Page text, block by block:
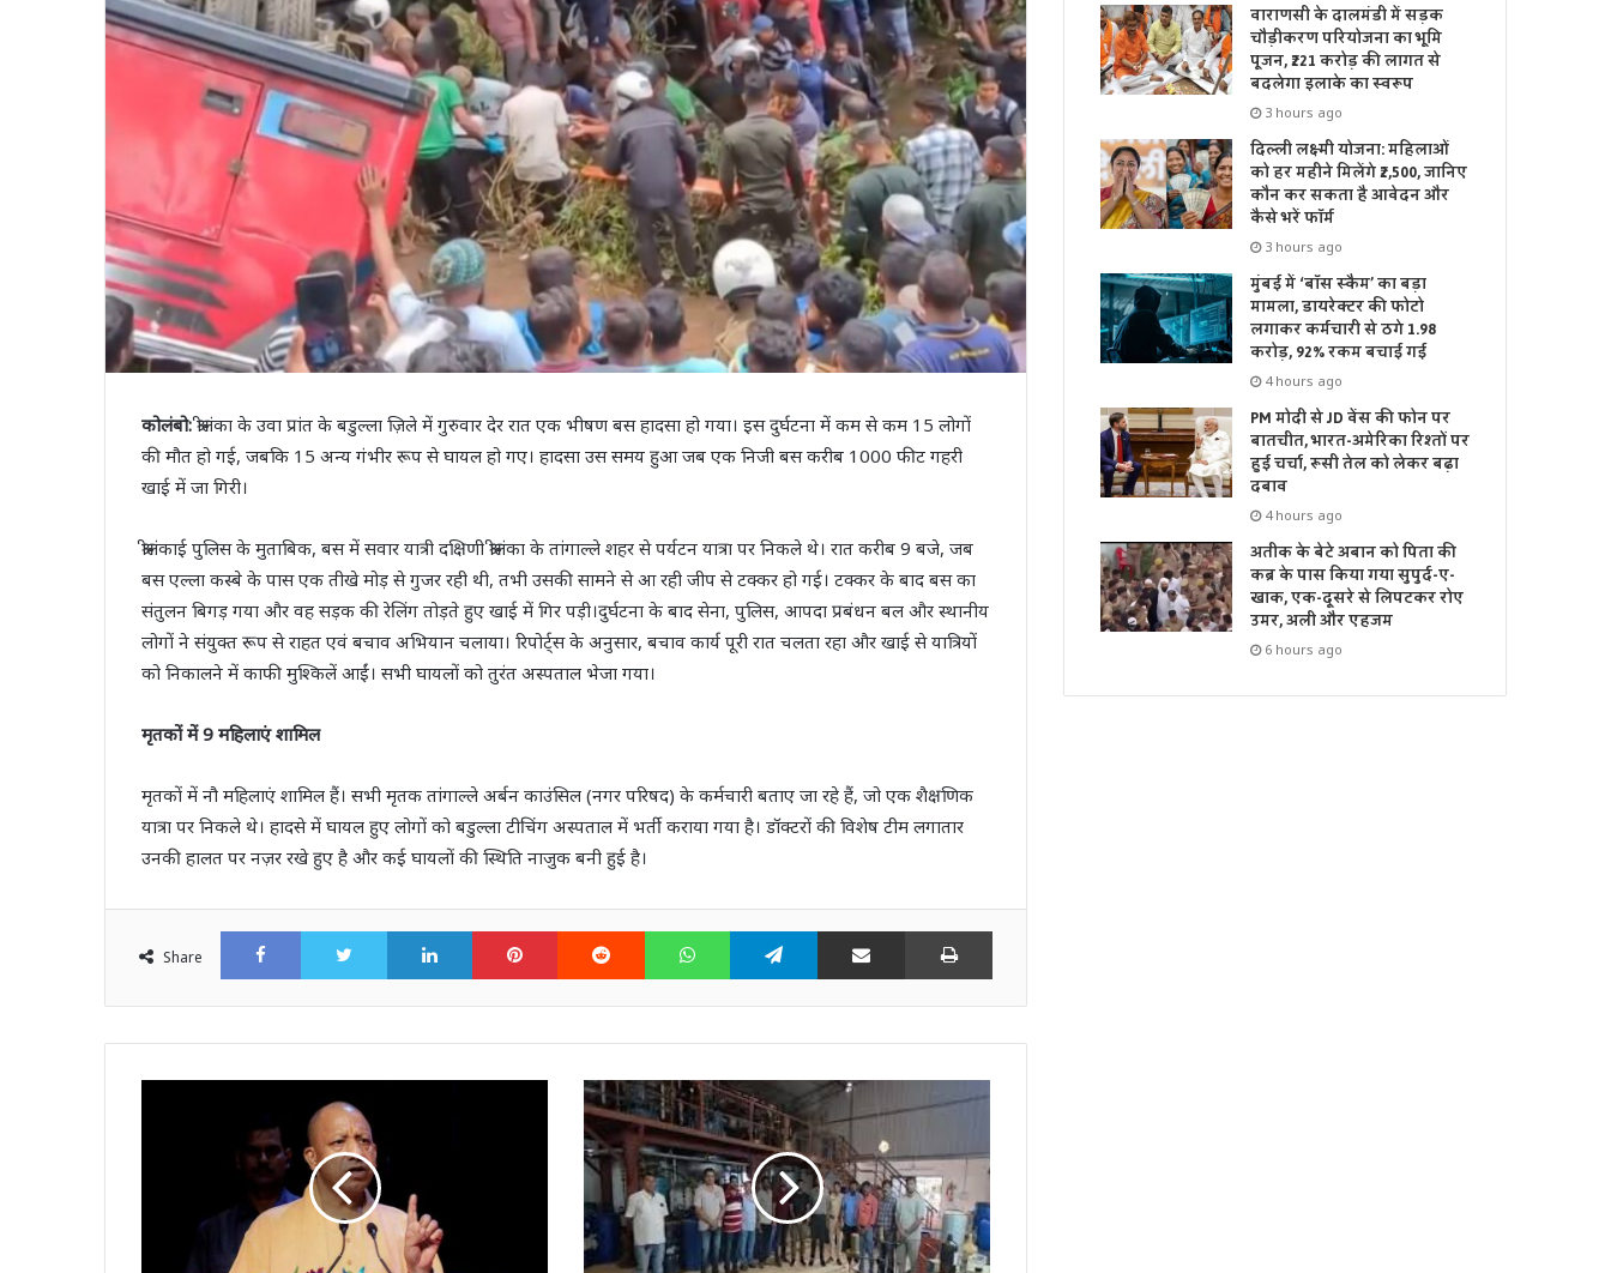
कोलंबो:श्रीलंका के उवा प्रांत के बडुल्ला ज़िले में गुरुवार देर रात एक भीषण बस हादसा हो गया। इस दुर्घटना में कम से कम 15 लोगों
की मौत हो गई, जबकि 15 अन्य गंभीर रूप से घायल हो गए। हादसा उस समय हुआ जब एक निजी बस करीब 1000 फीट गहरी
खाई में जा गिरी।
श्रीलंकाई पुलिस के मुताबिक, बस में सवार यात्री दक्षिणी श्रीलंका के तांगाल्ले शहर से पर्यटन यात्रा पर निकले थे। रात करीब 9 बजे, जब
बस एल्ला कस्बे के पास एक तीखे मोड़ से गुजर रही थी, तभी उसकी सामने से आ रही जीप से टक्कर हो गई। टक्कर के बाद बस का
संतुलन बिगड़ गया और वह सड़क की रेलिंग तोड़ते हुए खाई में गिर पड़ी।दुर्घटना के बाद सेना, पुलिस, आपदा प्रबंधन बल और स्थानीय
लोगों ने संयुक्त रूप से राहत एवं बचाव अभियान चलाया। रिपोर्ट्स के अनुसार, बचाव कार्य पूरी रात चलता रहा और खाई से यात्रियों
को निकालने में काफी मुश्किलें आईं। सभी घायलों को तुरंत अस्पताल भेजा गया।
मृतकों में 9 महिलाएं शामिल
मृतकों में नौ महिलाएं शामिल हैं। सभी मृतक तांगाल्ले अर्बन काउंसिल (नगर परिषद) के कर्मचारी बताए जा रहे हैं, जो एक शैक्षणिक
यात्रा पर निकले थे। हादसे में घायल हुए लोगों को बडुल्ला टीचिंग अस्पताल में भर्ती कराया गया है। डॉक्टरों की विशेष टीम लगातार
उनकी हालत पर नज़र रखे हुए है और कई घायलों की स्थिति नाजुक बनी हुई है।
Share
FacebookTwitter LinkedIn Pinterest Reddit WhatsAppTelegram Share via Email Print
वाराणसी के दालमंडी में सड़क
चौड़ीकरण परियोजना का भूमि
पूजन, ₹221 करोड़ की लागत से
बदलेगा इलाके का स्वरूप
3 hours ago
दिल्ली लक्ष्मी योजना: महिलाओं
को हर महीने मिलेंगे ₹2,500, जानिए
कौन कर सकता है आवेदन और
कैसे भरें फॉर्म
3 hours ago
मुंबई में ‘बॉस स्कैम’ का बड़ा
मामला, डायरेक्टर की फोटो
लगाकर कर्मचारी से ठगे 1.98
करोड़, 92% रकम बचाई गई
4 hours ago
PM मोदी से JD वेंस की फोन पर
बातचीत, भारत-अमेरिका रिश्तों पर
हुई चर्चा, रूसी तेल को लेकर बढ़ा
दबाव
4 hours ago
अतीक के बेटे अबान को पिता की
कब्र के पास किया गया सुपुर्द-ए-
खाक, एक-दूसरे से लिपटकर रोए
उमर, अली और एहजम
6 hours ago